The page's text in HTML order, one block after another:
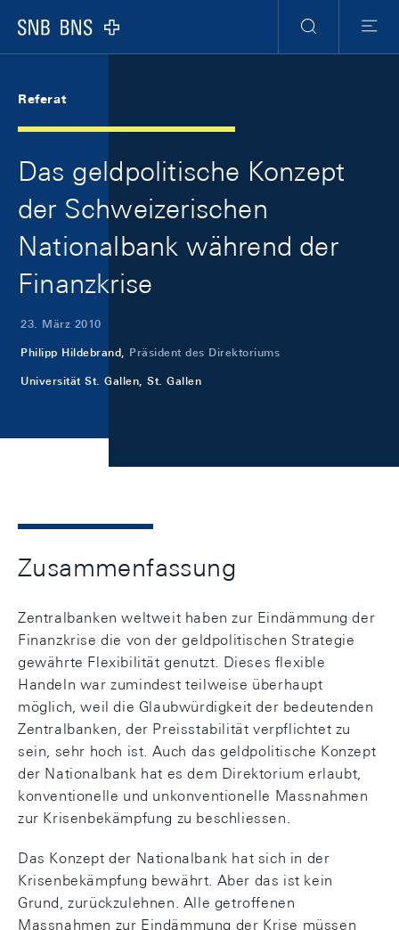
Logo
Suche
Menu
Referat
Das geldpolitische Konzept
der Schweizerischen
Nationalbank während der
Finanzkrise
23. März 2010
Philipp Hildebrand, Präsident des Direktoriums
Universität St. Gallen, St. Gallen
Zusammenfassung
Zentralbanken weltweit haben zur Eindämmung der
Finanzkrise die von der geldpolitischen Strategie
gewährte Flexibilität genutzt. Dieses flexible
Handeln war zumindest teilweise überhaupt
möglich, weil die Glaubwürdigkeit der bedeutenden
Zentralbanken, der Preisstabilität verpflichtet zu
sein, sehr hoch ist. Auch das geldpolitische Konzept
der Nationalbank hat es dem Direktorium erlaubt,
konventionelle und unkonventionelle Massnahmen
zur Krisenbekämpfung zu beschliessen.
Das Konzept der Nationalbank hat sich in der
Krisenbekämpfung bewährt. Aber das ist kein
Grund, zurückzulehnen. Alle getroffenen
Massnahmen zur Eindämmung der Krise müssen